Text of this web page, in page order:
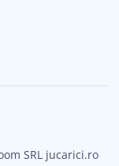
SRL jucarici.ro